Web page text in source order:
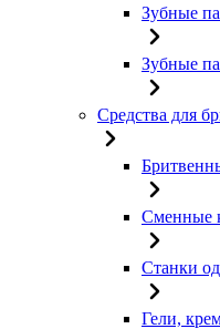
Зубные
Зубные
Средства для
Сменные
Станки
Гели,